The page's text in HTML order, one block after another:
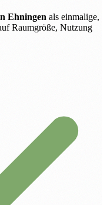
Ehningen als einmalige,
Raumgröße, Nutzung